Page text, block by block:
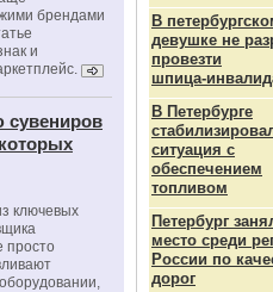
брендами
и
сувениров
ключевых
просто
В
девушке не
провезти
В Петербурге
ситуация с
обеспечением
топливом
Петербург
место среди
России по
дорог